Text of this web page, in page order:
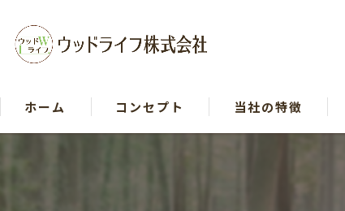
ホーム コンセプト 当社の特徴